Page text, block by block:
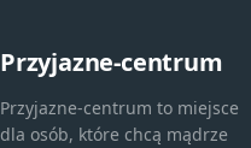
Przyjazne-centrum
Przyjazne-centrum to miejsce
dla osób, które chcą mądrze